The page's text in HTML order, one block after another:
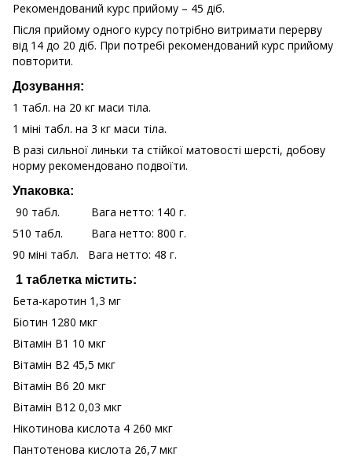
Рекомендований курс прийому – 45 діб.
Після прийому одного курсу потрібно витримати перерву
від 14 до 20 діб. При потребі рекомендований курс прийому
повторити.
Дозування:
1 табл. на 20 кг маси тіла.
1 міні табл. на 3 кг маси тіла.
В разі сильної линьки та стійкої матовості шерсті, добову
норму рекомендовано подвоїти.
Упаковка:
90 табл. Вага нетто: 140 г.
510 табл. Вага нетто: 800 г.
90 міні табл. Вага нетто: 48 г.
1 таблетка містить:
Бета-каротин 1,3 мг
Біотин 1280 мкг
Вітамін B1 10 мкг
Вітамін B2 45,5 мкг
Вітамін B6 20 мкг
Вітамін B12 0,03 мкг
Нікотинова кислота 4 260 мкг
Пантотенова кислота 26,7 мкг